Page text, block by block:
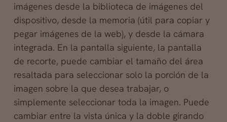
imágenes desde la biblioteca de imágenes del
dispositivo, desde la memoria (útil para copiar y
pegar imágenes de la web), y desde la cámara
integrada. En la pantalla siguiente, la pantalla
de recorte, puede cambiar el tamaño del área
resaltada para seleccionar solo la porción de la
imagen sobre la que desea trabajar, o
simplemente seleccionar toda la imagen. Puede
cambiar entre la vista única y la doble girando